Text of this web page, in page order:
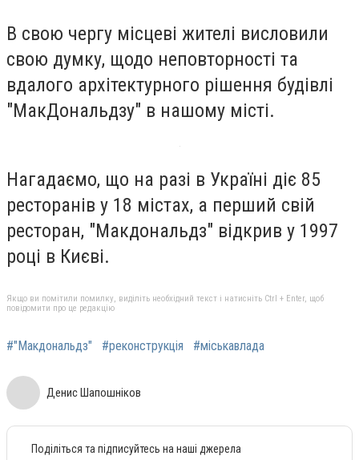
В свою чергу місцеві жителі висловили
свою думку, щодо неповторності та
вдалого архітектурного рішення будівлі
"МакДональдзу" в нашому місті.
Нагадаємо, що на разі в Україні діє 85
ресторанів у 18 містах, а перший свій
ресторан, "Макдональдз" відкрив у 1997
році в Києві.
Якщо ви помітили помилку, виділіть необхідний текст і натисніть Ctrl + Enter, щоб
повідомити про це редакцію
#"Макдональдз" #реконструкція #міськавлада
Денис Шапошніков
Поділіться та підписуйтесь на наші джерела